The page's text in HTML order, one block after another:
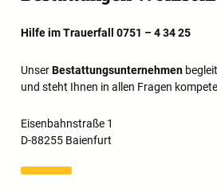
Hilfe im Trauerfall 0751 – 4 34 25
UnserBestattungsunternehmen
und steht Ihnen in allen Fragen
Eisenbahnstraße 1
D-88255 Baienfurt